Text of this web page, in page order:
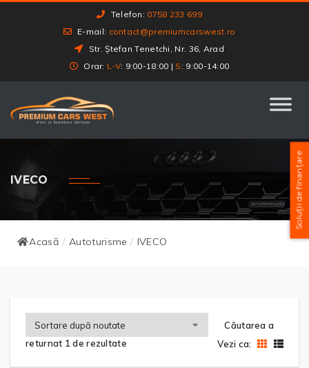
Telefon: 0758 233 699
E-mail: contact@premiumcarswest.ro
Str. Ștefan Tenetchi, Nr. 36, Arad
Orar: L-V: 9:00-18:00 | S : 9:00-14:00
IVECO
Acasă / Autoturisme / IVECO
Căutarea a
returnat 1 de rezultate
Vezi ca:
Soluții de finanțare